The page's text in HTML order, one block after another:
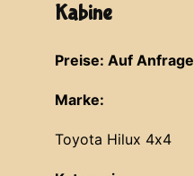
Kabine
Preise: Auf Anfrage
Marke:
Toyota Hilux 4x4